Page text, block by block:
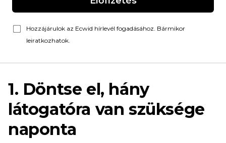
Hozzájárulok az Ecwid hírlevél fogadásához. Bármikor
leiratkozhatok.
1. Döntse el, hány
látogatóra van szüksége
naponta